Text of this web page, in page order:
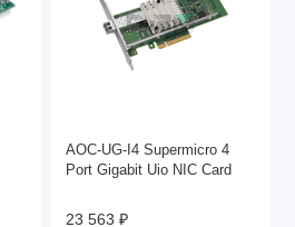
AOC-UG-I4 Supermicro 4
Port Gigabit Uio NIC Card
23 563 ₽